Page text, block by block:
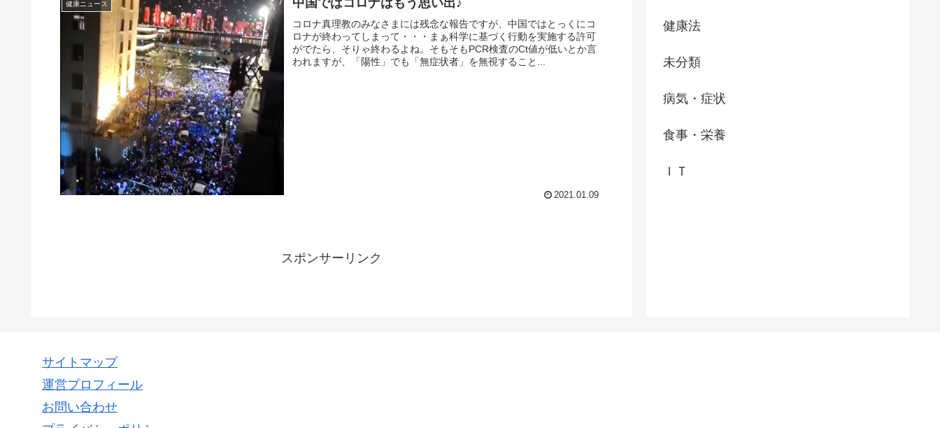
健康ニュース 中国ではコロナはもう思い出♪
コロナ真理教のみなさまには残念な報告ですが、中国ではとっくにコ
ロナが終わってしまって・・・まぁ科学に基づく行動を実施する許可
がでたら、そりゃ終わるよね。そもそもPCR検査のCt値が低いとか言
われますが、「陽性」でも「無症状者」を無視すること...
2021.01.09
スポンサーリンク
健康法
未分類
病気・症状
食事・栄養
ＩＴ
サイトマップ
運営プロフィール
お問い合わせ